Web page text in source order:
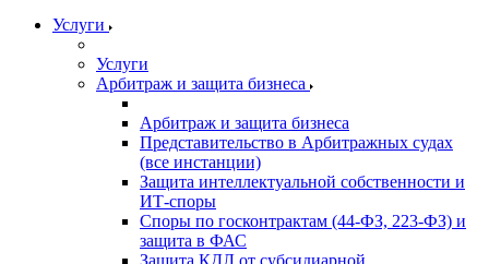
Услуги
Услуги
Арбитраж и защита бизнеса
Арбитраж и защита бизнеса
Представительство в Арбитражных судах
(все инстанции)
Защита интеллектуальной собственности и
ИТ-споры
Споры по госконтрактам (44-ФЗ, 223-ФЗ) и
защита в ФАС